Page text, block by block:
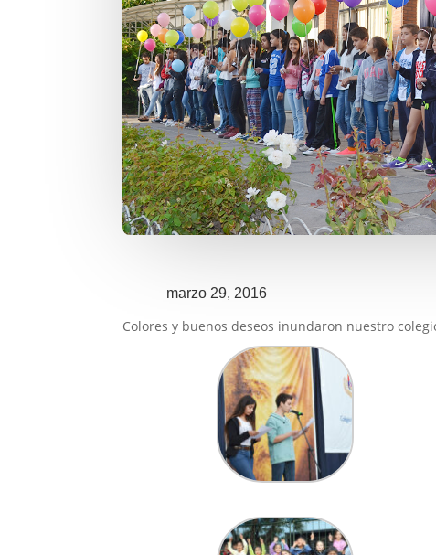
marzo 29, 2016
Colores y buenos deseos inundaron nuestro